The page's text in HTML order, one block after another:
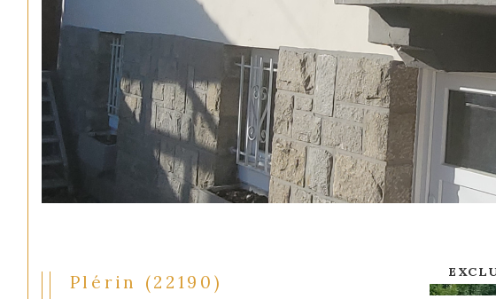
Plérin (22190)